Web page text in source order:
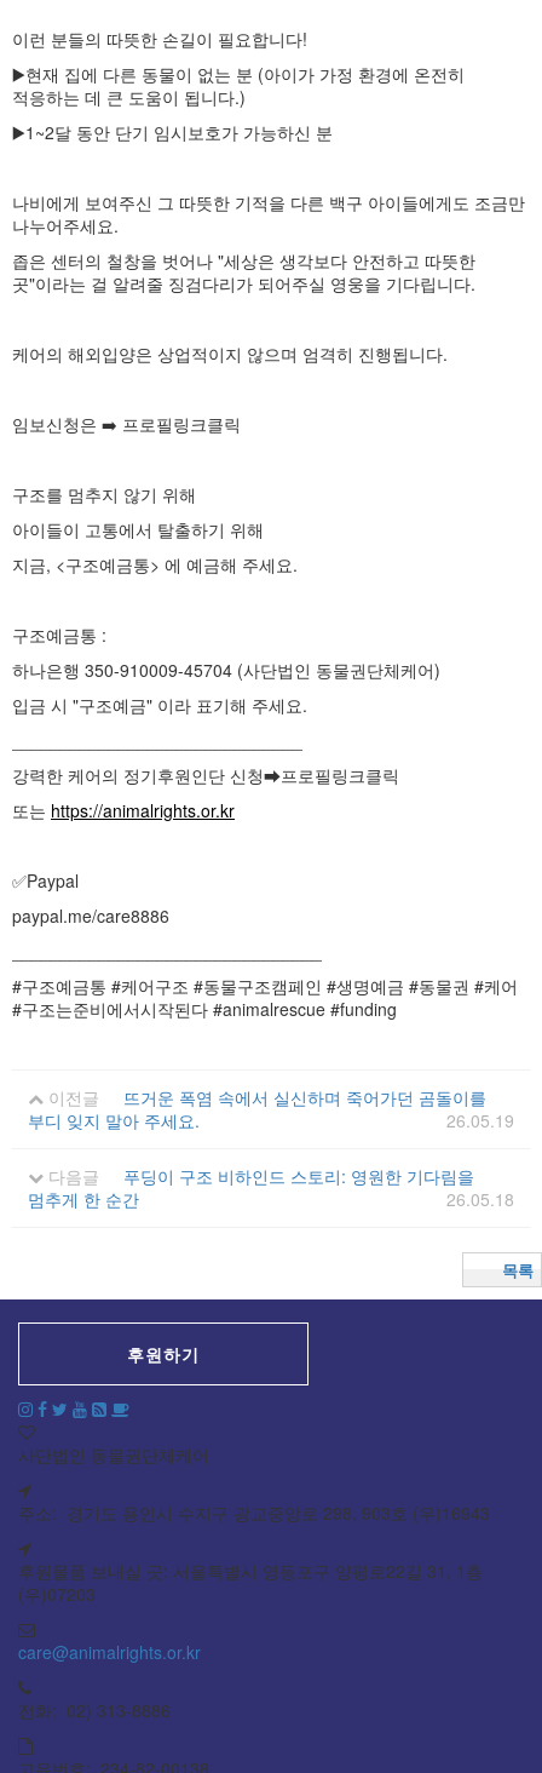
이런 분들의 따뜻한 손길이 필요합니다!
▶️현재 집에 다른 동물이 없는 분 (아이가 가정 환경에 온전히
적응하는 데 큰 도움이 됩니다.)
▶️1~2달 동안 단기 임시보호가 가능하신 분
나비에게 보여주신 그 따뜻한 기적을 다른 백구 아이들에게도 조금만
나누어주세요.
좁은 센터의 철창을 벗어나 "세상은 생각보다 안전하고 따뜻한
곳"이라는 걸 알려줄 징검다리가 되어주실 영웅을 기다립니다.
케어의 해외입양은 상업적이지 않으며 엄격히 진행됩니다.
임보신청은 ➡️ 프로필링크클릭
구조를 멈추지 않기 위해
아이들이 고통에서 탈출하기 위해
지금, <구조예금통> 에 예금해 주세요.
구조예금통 :
하나은행 350-910009-45704 (사단법인 동물권단체케어)
입금 시 "구조예금" 이라 표기해 주세요.
강력한 케어의 정기후원인단 신청➡프로필링크클릭
또는 https://animalrights.or.kr
✅Paypal
paypal.me/care8886
#구조예금통 #케어구조 #동물구조캠페인 #생명예금 #동물권 #케어
#구조는준비에서시작된다 #animalrescue #funding
이전글
뜨거운 폭염 속에서 실신하며 죽어가던 곰돌이를
부디 잊지 말아 주세요.
26.05.19
다음글
푸딩이 구조 비하인드 스토리: 영원한 기다림을
멈추게 한 순간
26.05.18
목록
후원하기
사단법인 동물권단체케어
주소: 경기도 용인시 수지구 광교중앙로 298, 903호 (우)16943
후원물품 보내실 곳: 서울특별시 영등포구 양평로22길 31, 1층
(우)07203
care@animalrights.or.kr
전화: 02) 313-8886
고유번호: 234-82-00138